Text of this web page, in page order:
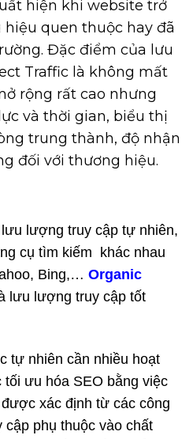
hiện khi website trở
quen thuộc hay đã
Đặc điểm của lưu
Traffic là không mất
rộng rất cao nhưng
và thời gian, biểu thị
trung thành, độ nhận
đối với thương hiệu.
lượng truy cập tự nhiên,
cụ tìm kiếm khác nhau
Bing,… Organic
lưu lượng truy cập tốt
tự nhiên cần nhiều hoạt
tối ưu hóa SEO bằng việc
xác định từ các công
phụ thuộc vào chất